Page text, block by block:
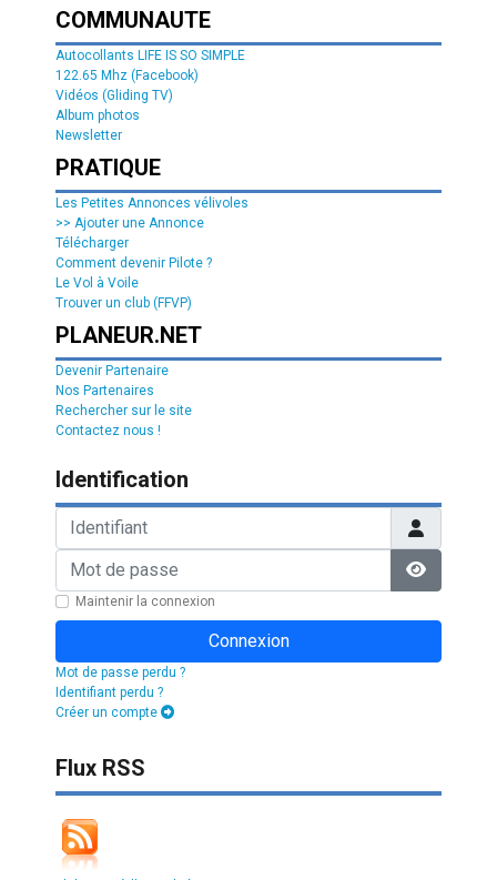
COMMUNAUTE
Autocollants LIFE IS SO SIMPLE
122.65 Mhz (Facebook)
Vidéos (Gliding TV)
Album photos
Newsletter
PRATIQUE
Les Petites Annonces vélivoles
>> Ajouter une Annonce
Télécharger
Comment devenir Pilote ?
Le Vol à Voile
Trouver un club (FFVP)
PLANEUR.NET
Devenir Partenaire
Nos Partenaires
Rechercher sur le site
Contactez nous !
Identification
Afficher
Maintenir la connexion
Connexion
Mot de passe perdu ?
Identifiant perdu ?
Créer un compte
Flux RSS